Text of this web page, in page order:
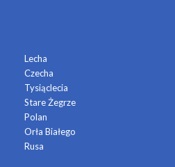
Lecha
Czecha
Tysiąclecia
Stare Żegrze
Polan
Orła Białego
Rusa